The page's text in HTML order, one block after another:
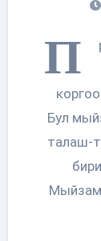
П
Бул
талаш-